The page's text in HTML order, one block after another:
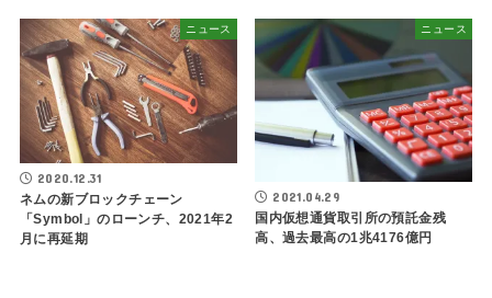
ニュース
2020.12.31
ネムの新ブロックチェーン
「Symbol」のローンチ、2021年2
月に再延期
ニュース
2021.04.29
国内仮想通貨取引所の預託金残
高、過去最高の1兆4176億円